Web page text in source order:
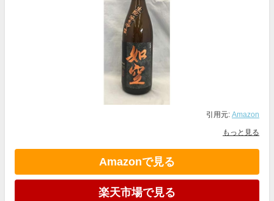
引用元: Amazon
もっと見る
Amazonで見る
楽天市場で見る